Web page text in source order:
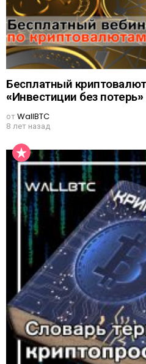
Бесплатный
«Инвестиции без потерь»
отWallBTC
8 лет назад